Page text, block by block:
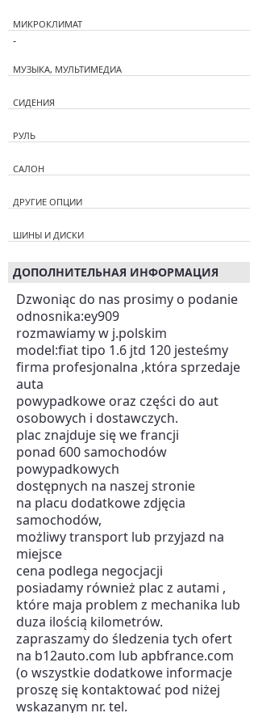
МИКРОКЛИМАТ
-
МУЗЫКА, МУЛЬТИМЕДИА
СИДЕНИЯ
РУЛЬ
САЛОН
ДРУГИЕ ОПЦИИ
ШИНЫ И ДИСКИ
ДОПОЛНИТЕЛЬНАЯ ИНФОРМАЦИЯ
Dzwoniąc do nas prosimy o podanie
odnosnika:ey909
rozmawiamy w j.polskim
model:fiat tipo 1.6 jtd 120 jesteśmy
firma profesjonalna ,która sprzedaje
auta
powypadkowe oraz części do aut
osobowych i dostawczych.
plac znajduje się we francji
ponad 600 samochodów
powypadkowych
dostępnych na naszej stronie
na placu dodatkowe zdjęcia
samochodów,
możliwy transport lub przyjazd na
miejsce
cena podlega negocjacji
posiadamy również plac z autami ,
które maja problem z mechanika lub
duza ilością kilometrów.
zapraszamy do śledzenia tych ofert
na b12auto.com lub apbfrance.com
(o wszystkie dodatkowe informacje
proszę się kontaktować pod niżej
wskazanym nr. tel.